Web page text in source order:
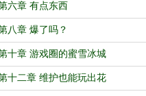
六章 有点东西
八章 爆了吗？
十章 游戏圈的蜜雪冰城
十二章 维护也能玩出花